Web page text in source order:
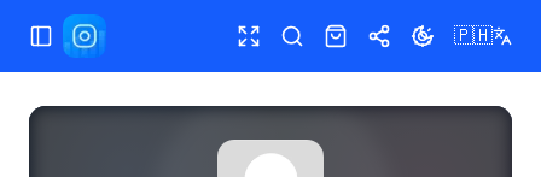
Buksan/isara ang menu Buong screen
Maghanap
ShopIbahagiPalitan ang
🇵🇭
Live na estadistika ng Instagram at pagsusuri ng